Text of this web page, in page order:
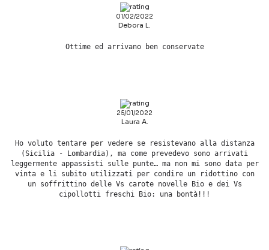
01/02/2022
Debora L.
Ottime ed arrivano ben conservate
25/01/2022
Laura A.
Ho voluto tentare per vedere se resistevano alla distanza
(Sicilia - Lombardia), ma come prevedevo sono arrivati
leggermente appassisti sulle punte… ma non mi sono data per
vinta e li subito utilizzati per condire un ridottino con
un soffrittino delle Vs carote novelle Bio e dei Vs
cipollotti freschi Bio: una bontà!!!